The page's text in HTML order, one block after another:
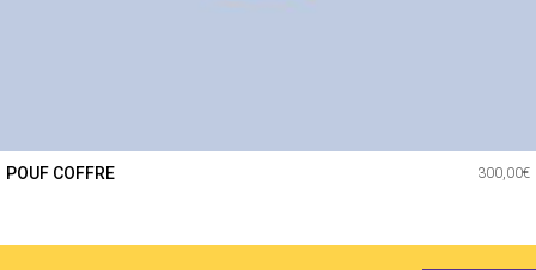
POUF COFFRE 300,00€